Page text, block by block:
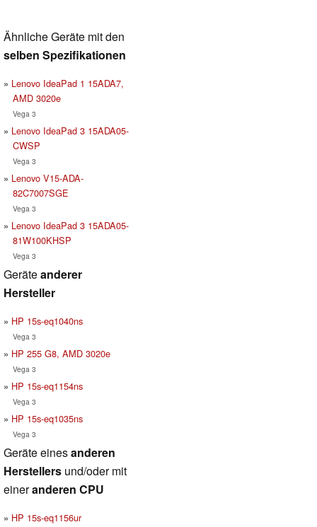
Ähnliche Geräte mit den
selben Spezifikationen
Lenovo IdeaPad 1 15ADA7,
AMD 3020e
Vega 3
Lenovo IdeaPad 3 15ADA05-
CWSP
Vega 3
Lenovo V15-ADA-
82C7007SGE
Vega 3
Lenovo IdeaPad 3 15ADA05-
81W100KHSP
Vega 3
Geräteanderer
Hersteller
HP 15s-eq1040ns
Vega 3
HP 255 G8, AMD 3020e
Vega 3
HP 15s-eq1154ns
Vega 3
HP 15s-eq1035ns
Vega 3
Geräte einesanderen
Herstellers und/oder mit
eineranderen CPU
HP 15s-eq1156ur